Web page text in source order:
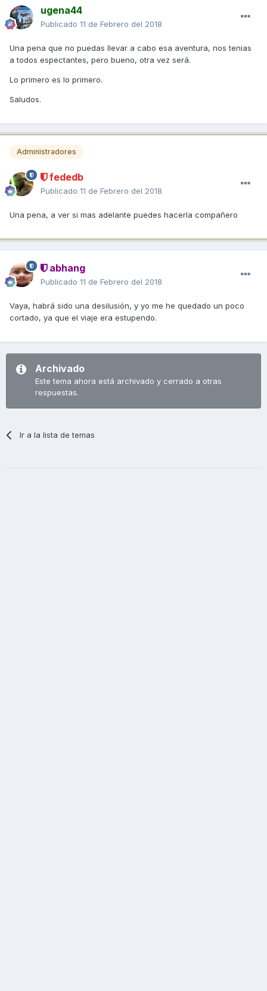
ugena44
Publicado 11 de Febrero del 2018
Una pena que no puedas llevar a cabo esa aventura, nos tenias
a todos espectantes, pero bueno, otra vez será.
Lo primero es lo primero.
Saludos.
Administradores
fededb
Publicado 11 de Febrero del 2018
Una pena, a ver si mas adelante puedes hacerla compañero
abhang
Publicado 11 de Febrero del 2018
Vaya, habrá sido una desilusión, y yo me he quedado un poco
cortado, ya que el viaje era estupendo.
Archivado
Este tema ahora está archivado y cerrado a otras
respuestas.
Ir a la lista de temas